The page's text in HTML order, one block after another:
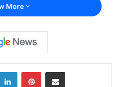
More